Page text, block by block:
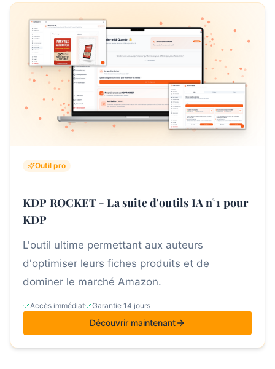
Outil pro
KDP ROCKET - La suite d'outils IA n°1 pour
KDP
L'outil ultime permettant aux auteurs
d'optimiser leurs fiches produits et de
dominer le marché Amazon.
Accès immédiat Garantie 14 jours
Découvrir maintenant